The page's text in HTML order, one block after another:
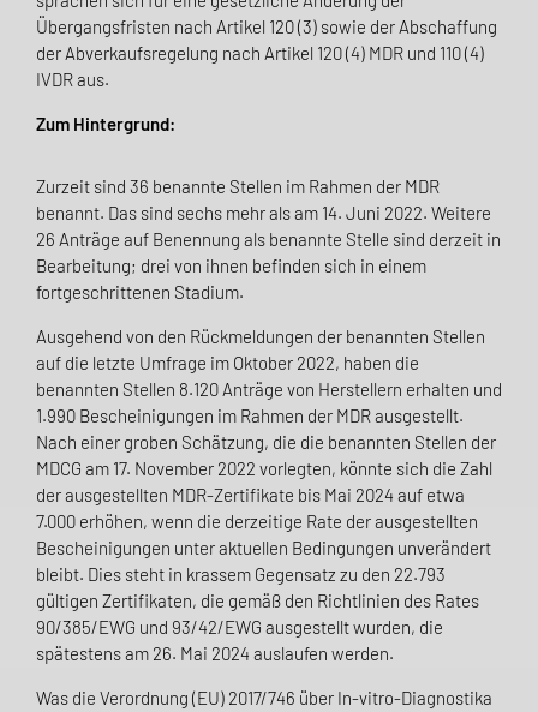
Übergangsfristen nach Artikel 120 (3) sowie der Abschaffung
der Abverkaufsregelung nach Artikel 120 (4) MDR und 110 (4)
IVDR aus.
Zum Hintergrund:
Zurzeit sind 36 benannte Stellen im Rahmen der MDR
benannt. Das sind sechs mehr als am 14. Juni 2022. Weitere
26 Anträge auf Benennung als benannte Stelle sind derzeit in
Bearbeitung; drei von ihnen befinden sich in einem
fortgeschrittenen Stadium.
Ausgehend von den Rückmeldungen der benannten Stellen
auf die letzte Umfrage im Oktober 2022, haben die
benannten Stellen 8.120 Anträge von Herstellern erhalten und
1.990 Bescheinigungen im Rahmen der MDR ausgestellt.
Nach einer groben Schätzung, die die benannten Stellen der
MDCG am 17. November 2022 vorlegten, könnte sich die Zahl
der ausgestellten MDR-Zertifikate bis Mai 2024 auf etwa
7.000 erhöhen, wenn die derzeitige Rate der ausgestellten
Bescheinigungen unter aktuellen Bedingungen unverändert
bleibt. Dies steht in krassem Gegensatz zu den 22.793
gültigen Zertifikaten, die gemäß den Richtlinien des Rates
90/385/EWG und 93/42/EWG ausgestellt wurden, die
spätestens am 26. Mai 2024 auslaufen werden.
Was die Verordnung (EU) 2017/746 über In-vitro-Diagnostika